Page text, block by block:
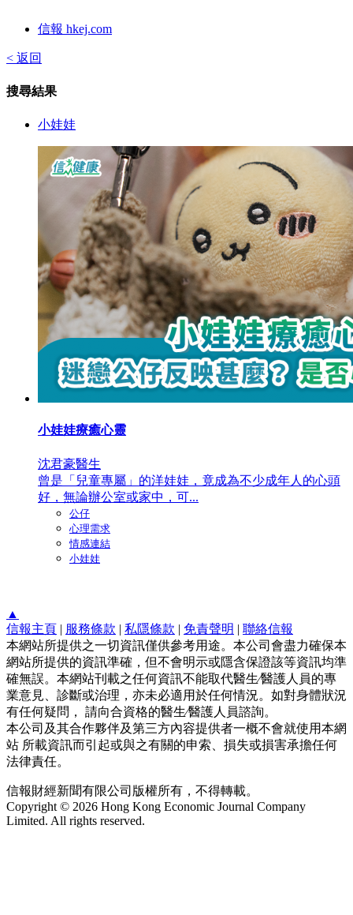
信報 hkej.com
< 返回
搜尋結果
小娃娃
小娃娃療癒心靈
沈君豪醫生
曾是「兒童專屬」的洋娃娃，竟成為不少成年人的心頭
好，無論辦公室或家中，可...
公仔
心理需求
情感連結
小娃娃
▲
信報主頁 | 服務條款 | 私隱條款 | 免責聲明 | 聯絡信報
本網站所提供之一切資訊僅供參考用途。本公司會盡力確保本
網站所提供的資訊準確，但不會明示或隱含保證該等資訊均準
確無誤。本網站刊載之任何資訊不能取代醫生∕醫護人員的專
業意見、診斷或治理，亦未必適用於任何情況。如對身體狀況
有任何疑問， 請向合資格的醫生∕醫護人員諮詢。
本公司及其合作夥伴及第三方內容提供者一概不會就使用本網
站 所載資訊而引起或與之有關的申索、損失或損害承擔任何
法律責任。
信報財經新聞有限公司版權所有，不得轉載。
Copyright © 2026 Hong Kong Economic Journal Company
Limited. All rights reserved.